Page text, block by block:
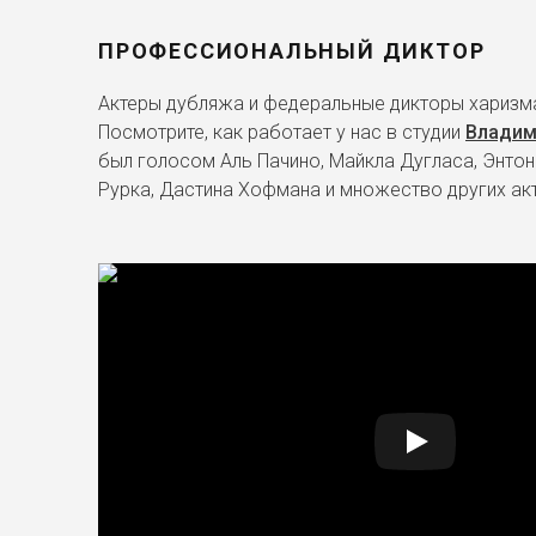
ПРОФЕССИОНАЛЬНЫЙ ДИКТОР
Актеры дубляжа и федеральные дикторы
Посмотрите, как работает у нас в студии
был голосом Аль Пачино, Майкла Дугласа,
Рурка, Дастина Хофмана и множество других